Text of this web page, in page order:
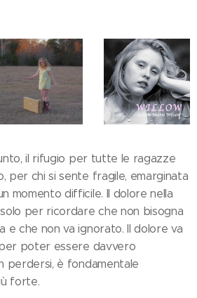
il rifugio per tutte le ragazze
per chi si sente fragile, emarginata
momento difficile. Il dolore nella
per ricordare che non bisogna
e che non va ignorato. Il dolore va
poter essere davvero
perdersi, è fondamentale
forte.